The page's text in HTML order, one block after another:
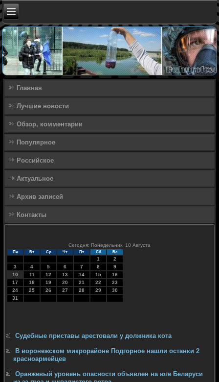
Главная
Лучшие новости
Обзор, комментарии
Популярное
Российское
Актуальное
Архив записей
Контакты
Сегодня: Понедельник, 10 Августа
Пн Вт Ср Чт Пт Сб Вс
1
2
3
4 5 6 7 8
9
10
11 12 13 14 15
16
17
18 19 20 21 22
23
24
25 26 27 28 29
30
31
Судебные приставы арестовали у должника кота
В воронежском микрорайоне Подгорное нашли останки 2
красноармейцев
Оранжевый уровень опасности объявлен на юге Беларуси